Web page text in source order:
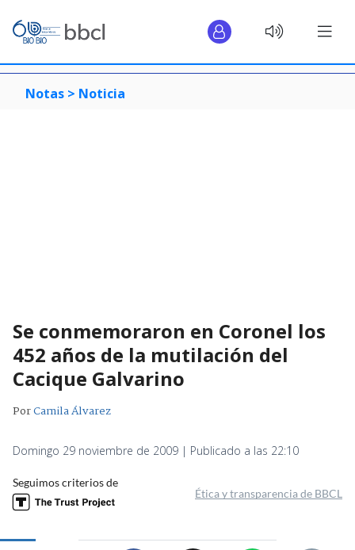
Notas > Noticia
Se conmemoraron en Coronel los
452 años de la mutilación del
Cacique Galvarino
PorCamila Álvarez
Domingo 29 noviembre de 2009 | Publicado a las 22:10
Seguimos criterios de
Ética y transparencia de BBCL